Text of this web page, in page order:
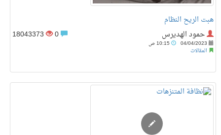
هبت الريح النظام
حمود الهديرس
04/04/2023
المقالات
18043373